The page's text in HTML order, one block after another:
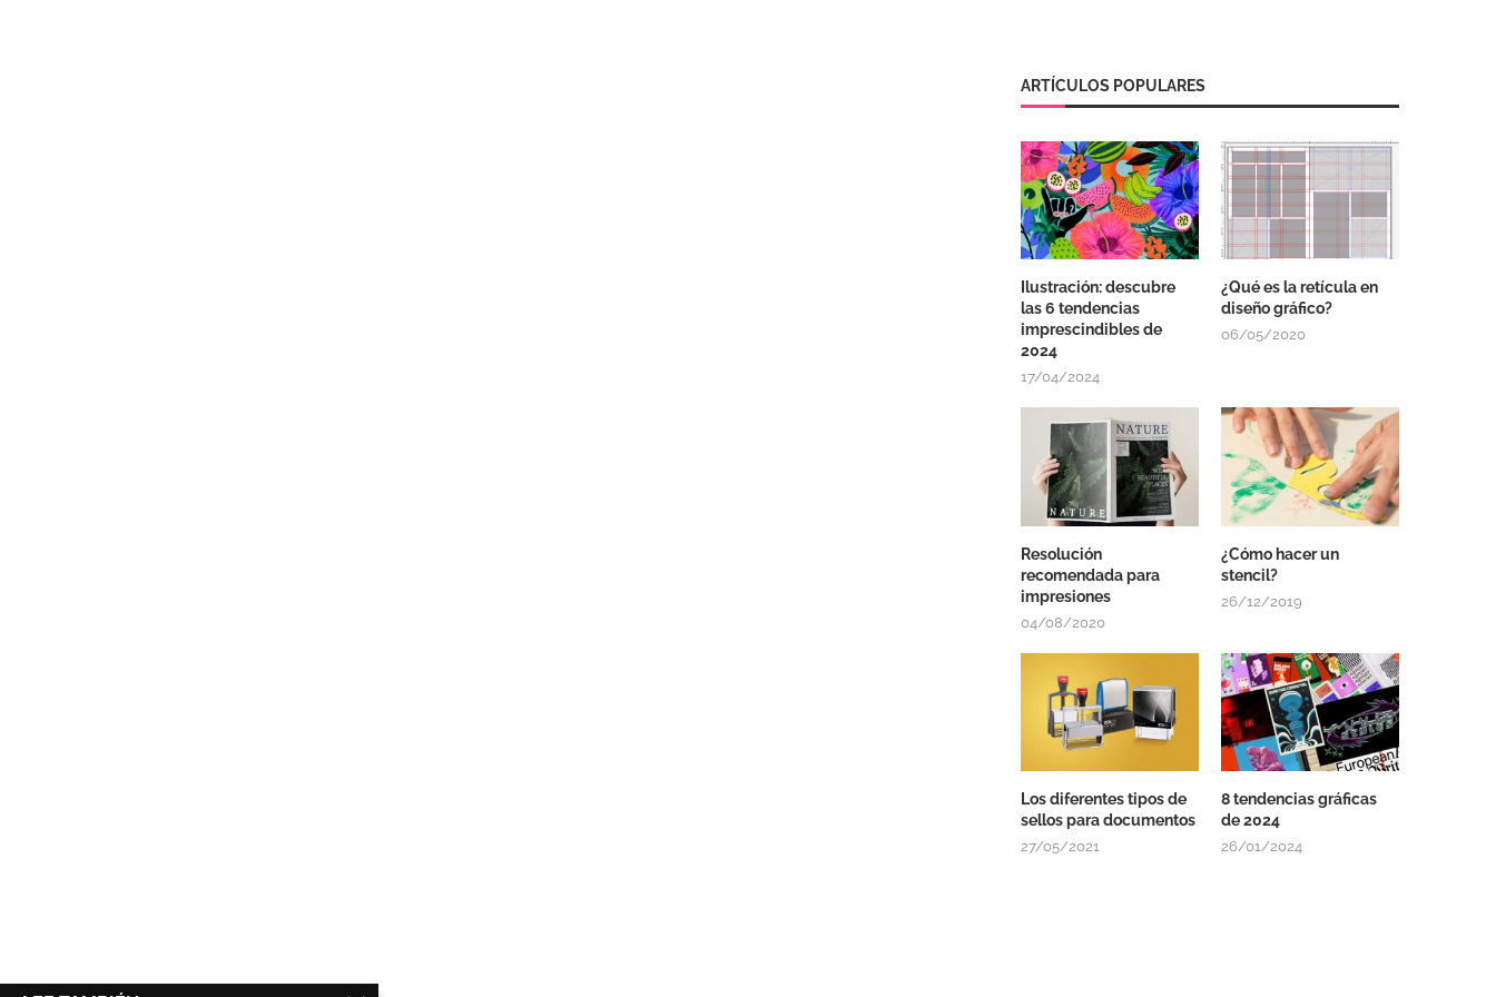
ARTÍCULOS POPULARES
Ilustración: descubre
las 6 tendencias
imprescindibles de
2024
17/04/2024
¿Qué es la retícula en
diseño gráfico?
06/05/2020
Resolución
recomendada para
impresiones
04/08/2020
¿Cómo hacer un
stencil?
26/12/2019
Los diferentes tipos de
sellos para documentos
27/05/2021
8 tendencias gráficas
de 2024
26/01/2024